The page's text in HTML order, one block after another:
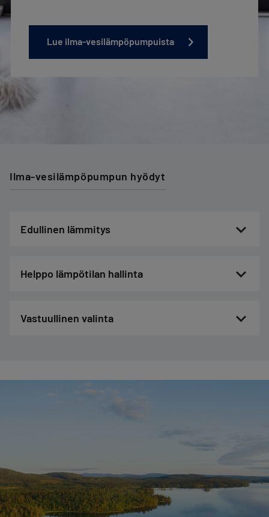
Lue ilma-vesilämpöpumpuista
Ilma-vesilämpöpumpun hyödyt
Edullinen lämmitys
Helppo lämpötilan hallinta
Vastuullinen valinta